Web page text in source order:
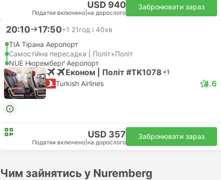
USD 940
Податки включено на дорослого
Забронювати зараз
20:10 17:50+1 21год і 40хв
TIA Тірана Аеропорт
Самостійна пересадка | Політ+Політ
NUE Нюремберґ Аеропорт
Економ | Політ #TK1078 +1
Turkish Airlines 4.6
USD 357
Податки включено на дорослого
Забронювати зараз
Чим зайнятись у Nuremberg